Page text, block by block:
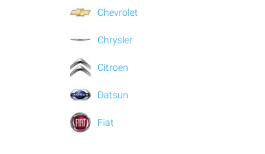
Chevrolet
Chrysler
Citroen
Datsun
Fiat